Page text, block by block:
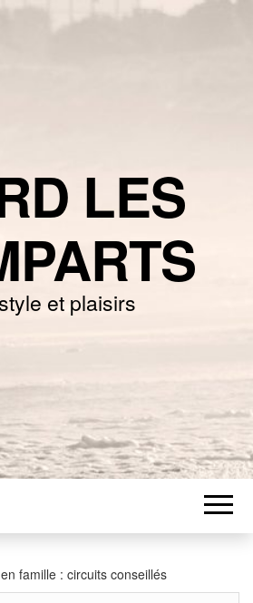
LES
et plaisirs
famille : circuits conseillés